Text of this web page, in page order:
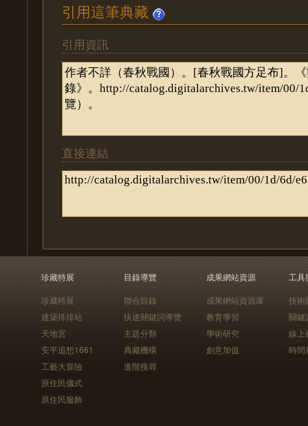
引用這筆典藏
引用資訊
直接連結
珍藏特展
珍藏特展
建築排排站
天地宮
安平追想1661
工藝大冒險
原住民儀式
原住民服飾
目錄導覽
聯合目錄
快速關鍵詞導覽
主題分類
典藏機構
進階搜尋
成果網站資源
成果網站資源庫
教育學習
學術研究
創意加值
工具
技術
關鍵
線上
時間